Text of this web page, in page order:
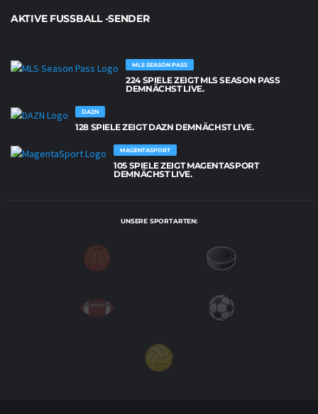
AKTIVE FUSSBALL -SENDER
MLS SEASON PASS
224 SPIELE ZEIGT MLS SEASON PASS
DEMNÄCHST LIVE.
DAZN
128 SPIELE ZEIGT DAZN DEMNÄCHST LIVE.
MAGENTASPORT
105 SPIELE ZEIGT MAGENTASPORT
DEMNÄCHST LIVE.
UNSERE SPORTARTEN: